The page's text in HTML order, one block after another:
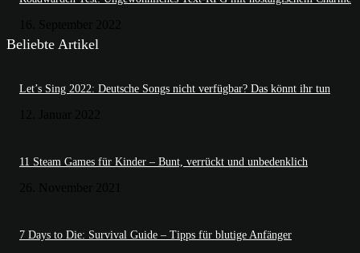
Beliebte Artikel
Let’s Sing 2022: Deutsche Songs nicht verfügbar? Das könnt ihr tun
11 Steam Games für Kinder – Bunt, verrückt und unbedenklich
7 Days to Die: Survival Guide – Tipps für blutige Anfänger